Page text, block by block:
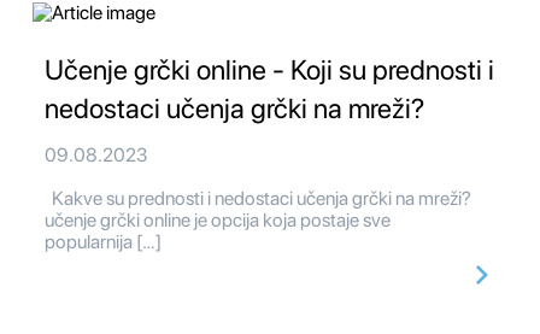
Učenje grčki online - Koji su prednosti i
nedostaci učenja grčki na mreži?
09.08.2023
Kakve su prednosti i nedostaci učenja grčki na mreži?
učenje grčki online je opcija koja postaje sve
popularnija […]